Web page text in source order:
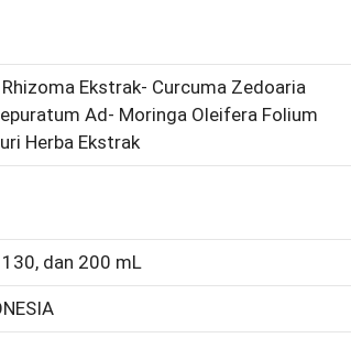
Ekstrak- Curcuma Zedoaria
Ad- Moringa Oleifera Folium
Herba Ekstrak
dan 200 mL